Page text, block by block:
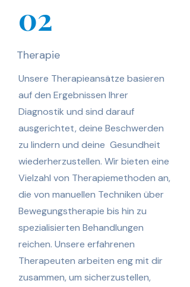
02
Therapie
Unsere Therapieansätze basieren
auf den Ergebnissen Ihrer
Diagnostik und sind darauf
ausgerichtet, deine Beschwerden
zu lindern und deine Gesundheit
wiederherzustellen. Wir bieten eine
Vielzahl von Therapiemethoden an,
die von manuellen Techniken über
Bewegungstherapie bis hin zu
spezialisierten Behandlungen
reichen. Unsere erfahrenen
Therapeuten arbeiten eng mit dir
zusammen, um sicherzustellen,